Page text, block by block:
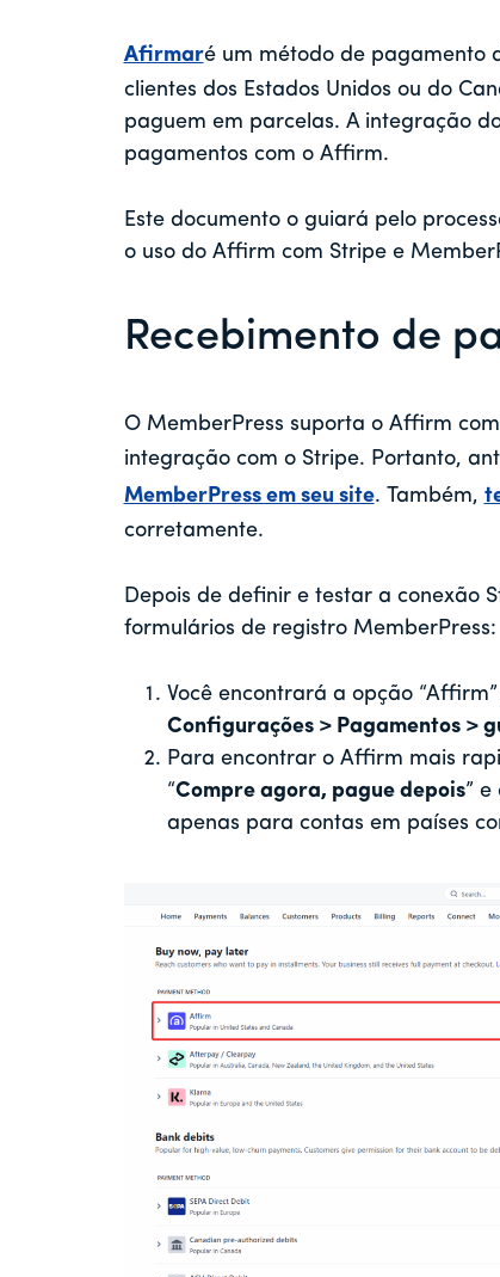
Afirmaré um método de pagamento
clientes dos Estados Unidos ou do
paguem em parcelas. A integração
pagamentos com o Affirm.
Este documento o guiará pelo
o uso do Affirm com Stripe e
Recebimento de
O MemberPress suporta o Affirm
integração com o Stripe. Portanto,
MemberPress em seu site. Também,
corretamente.
Depois de definir e testar a conexão
formulários de registro MemberPress:
Você encontrará a opção
Configurações > Pagamentos >
Para encontrar o Affirm mais
“Compre agora, pague depois” e
apenas para contas em países